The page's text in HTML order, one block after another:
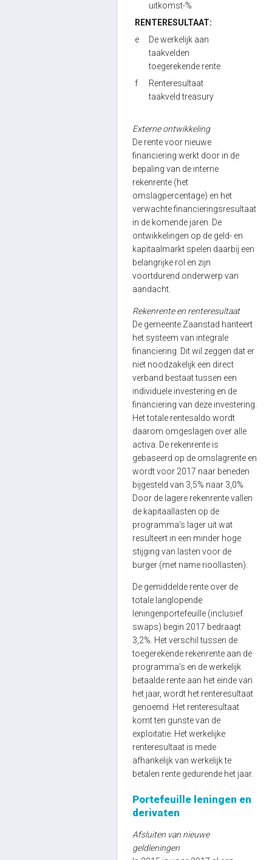
uitkomst-%
RENTERESULTAAT:
e
De werkelijk aan
taakvelden
toegerekende rente
f
Renteresultaat
taakveld treasury
Externe ontwikkeling
De rente voor nieuwe
financiering werkt door in de
bepaling van de interne
rekenrente (het
omslagpercentage) en het
verwachte financieringsresultaat
in de komende jaren. De
ontwikkelingen op de geld- en
kapitaalmarkt spelen daarbij een
belangrijke rol en zijn
voortdurend onderwerp van
aandacht.
Rekenrente en renteresultaat
De gemeente Zaanstad hanteert
het systeem van integrale
financiering. Dit wil zeggen dat er
niet noodzakelijk een direct
verband bestaat tussen een
individuele investering en de
financiering van deze investering.
Het totale rentesaldo wordt
daarom omgeslagen over alle
activa. De rekenrente is
gebaseerd op de omslagrente en
wordt voor 2017 naar beneden
bijgesteld van 3,5% naar 3,0%.
Door de lagere rekenrente vallen
de kapitaallasten op de
programma’s lager uit wat
resulteert in een minder hoge
stijging van lasten voor de
burger (met name rioollasten).
De gemiddelde rente over de
totale langlopende
leningenportefeuille (inclusief
swaps) begin 2017 bedraagt
3,2%. Het verschil tussen de
toegerekende rekenrente aan de
programma’s en de werkelijk
betaalde rente aan het einde van
het jaar, wordt het renteresultaat
genoemd. Het renteresultaat
komt ten gunste van de
exploitatie. Het werkelijke
renteresultaat is mede
afhankelijk van werkelijk te
betalen rente gedurende het jaar.
Portefeuille leningen en
derivaten
Afsluiten van nieuwe
geldleningen